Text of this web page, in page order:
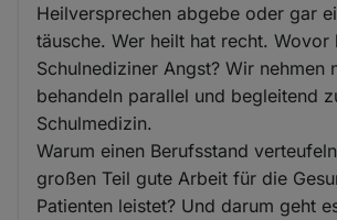
Heilversprechen abgebe oder gar
täusche. Wer heilt hat recht. Wovor
Schulnediziner Angst? Wir nehmen
behandeln parallel und begleitend
Schulmedizin.
Warum einen Berufsstand
großen Teil gute Arbeit für die
Patienten leistet? Und darum geht